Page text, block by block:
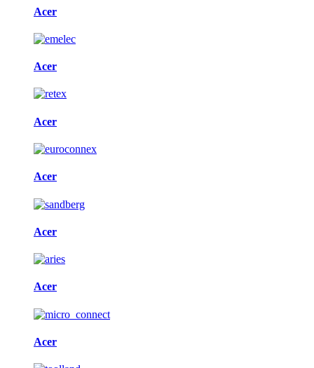
Acer
Acer
Acer
Acer
Acer
Acer
Acer